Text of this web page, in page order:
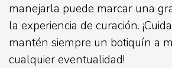
manejarla puede marcar una
la experiencia de curación.
mantén siempre un botiquín a
cualquier eventualidad!